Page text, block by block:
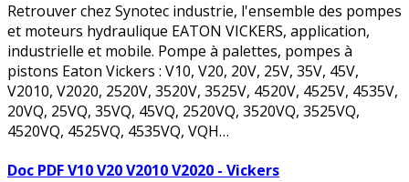
Retrouver chez Synotec industrie, l'ensemble des pompes
et moteurs hydraulique EATON VICKERS, application,
industrielle et mobile. Pompe à palettes, pompes à
pistons Eaton Vickers : V10, V20, 20V, 25V, 35V, 45V,
V2010, V2020, 2520V, 3520V, 3525V, 4520V, 4525V, 4535V,
20VQ, 25VQ, 35VQ, 45VQ, 2520VQ, 3520VQ, 3525VQ,
4520VQ, 4525VQ, 4535VQ, VQH…
Doc PDF V10 V20 V2010 V2020 - Vickers